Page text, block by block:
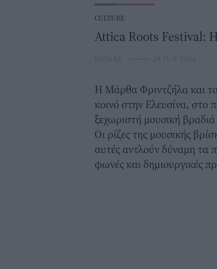
CULTURE
Attica Roots Festival:
BOVARY ⸻ 29 JUN 2026
Η Μάρθα Φριντζήλα και
κοινό στην Ελευσίνα, στο
ξεχωριστή μουσική
Οι ρίζες της μουσικής
αυτές αντλούν δύναμη τα
φωνές και δημιουργικές